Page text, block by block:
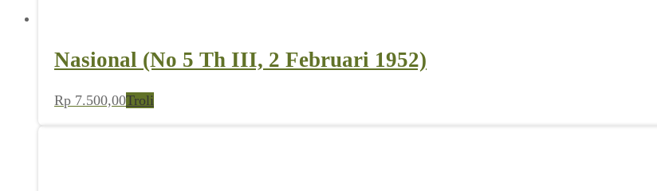
Nasional (No 5 Th III, 2 Februari 1952)
Rp 7.500,00Troli